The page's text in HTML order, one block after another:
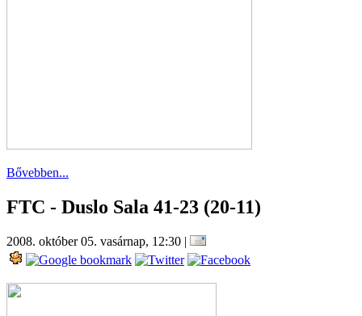
Bővebben...
FTC - Duslo Sala 41-23 (20-11)
2008. október 05. vasárnap, 12:30 |